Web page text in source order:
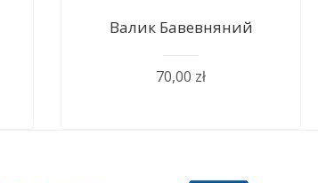
Валик Бавевняний
70,00 zł